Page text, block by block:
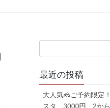
最近の投稿
大人気🧀ご予約限定
スタ 3000円 2から